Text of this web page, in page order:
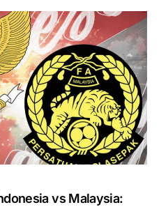
vs Malaysia: